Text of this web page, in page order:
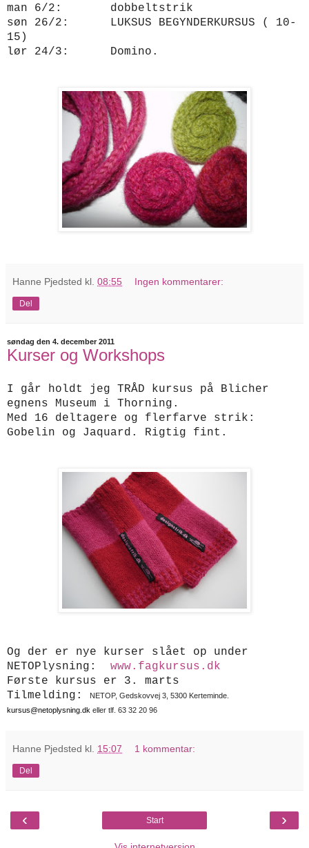
man 6/2: dobbeltstrik
søn 26/2: LUKSUS BEGYNDERKURSUS ( 10-
15)
lør 24/3: Domino.
Hanne Pjedsted kl. 08:55 Ingen kommentarer:
Del
søndag den 4. december 2011
Kurser og Workshops
I går holdt jeg TRÅD kursus på Blicher
egnens Museum i Thorning.
Med 16 deltagere og flerfarve strik:
Gobelin og Jaquard. Rigtig fint.
Og der er nye kurser slået op under
NETOPlysning:
www.fagkursus.dk
Første kursus er 3. marts
Tilmelding:
NETOP, Gedskovvej 3, 5300 Kerteminde.
kursus@netoplysning.dk eller tlf. 63 32 20 96
Hanne Pjedsted kl. 15:07 1 kommentar:
Del
‹ ›
Start